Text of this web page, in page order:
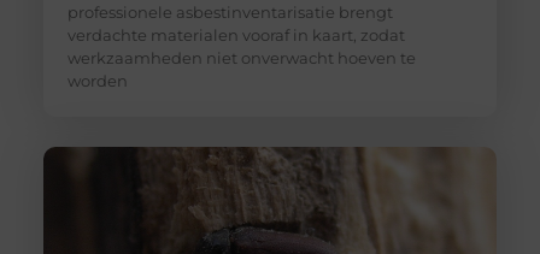
professionele asbestinventarisatie brengt
verdachte materialen vooraf in kaart, zodat
werkzaamheden niet onverwacht hoeven te
worden